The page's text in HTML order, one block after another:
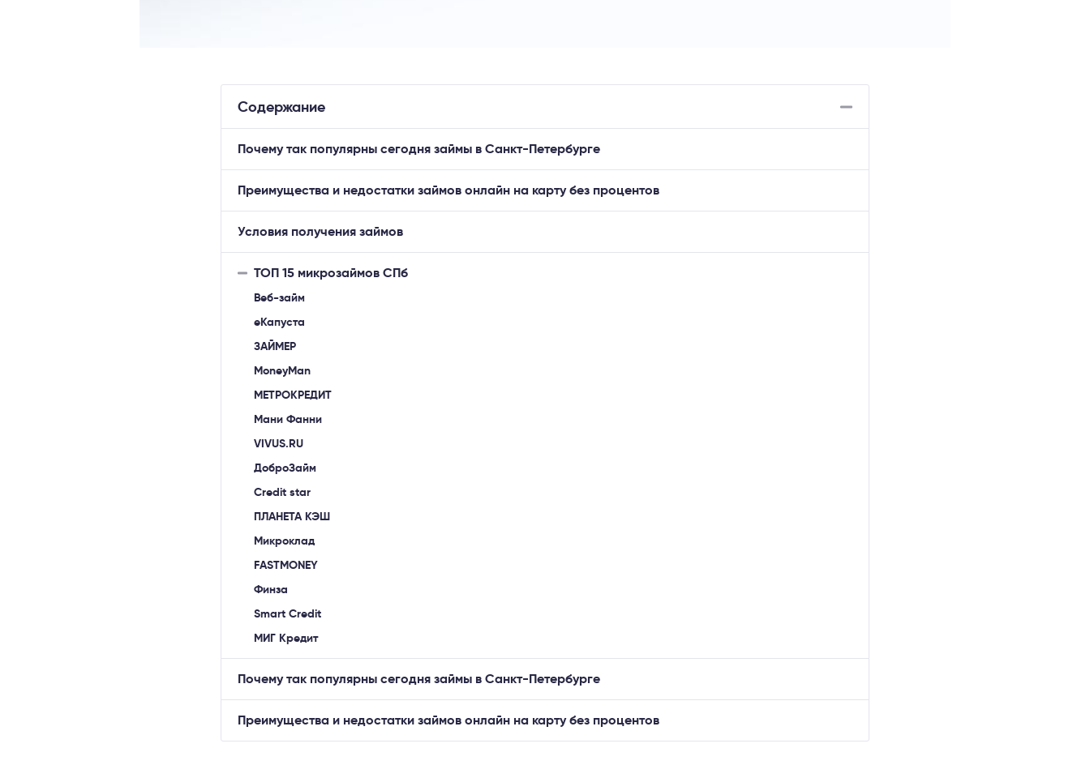
Содержание
Почему так популярны сегодня займы в Санкт-Петербурге
Преимущества и недостатки займов онлайн на карту без процентов
Условия получения займов
ТОП 15 микрозаймов СПб
Веб-займ
еКапуста
ЗАЙМЕР
MoneyMan
МЕТРОКРЕДИТ
Мани Фанни
VIVUS.RU
ДоброЗайм
Credit star
ПЛАНЕТА КЭШ
Микроклад
FASTMONEY
Финза
Smart Credit
МИГ Кредит
Почему так популярны сегодня займы в Санкт-Петербурге
Преимущества и недостатки займов онлайн на карту без процентов